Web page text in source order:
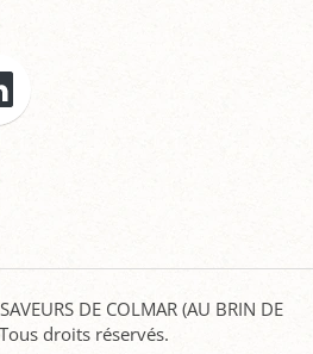
DE COLMAR (AU BRIN DE
droits réservés.